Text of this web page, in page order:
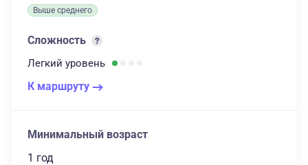
Выше среднего
Сложность
Легкий уровень
К маршруту
Минимальный возраст
1 год